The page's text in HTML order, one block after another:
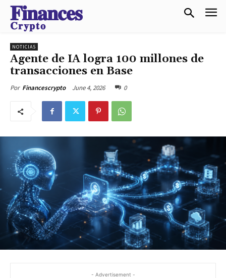
𝐅𝐢𝐧𝐚𝐧𝐜𝐞𝐬
𝐂𝐫𝐲𝐩𝐭𝐨
NOTICIAS
Agente de IA logra 100 millones de
transacciones en Base
Por Financescrypto June 4, 2026 0
- Advertisement -